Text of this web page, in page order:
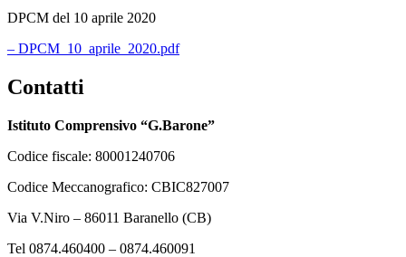
DPCM del 10 aprile 2020
– DPCM_10_aprile_2020.pdf
Contatti
Istituto Comprensivo “G.Barone”
Codice fiscale: 80001240706
Codice Meccanografico: CBIC827007
Via V.Niro – 86011 Baranello (CB)
Tel 0874.460400 – 0874.460091